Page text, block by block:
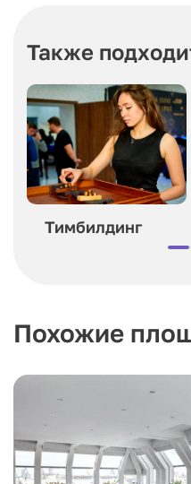
Также
Тимбилдинг
Похожие